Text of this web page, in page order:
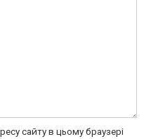
сайту в цьому браузері